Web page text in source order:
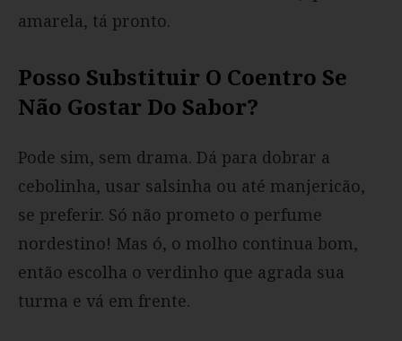
amarela, tá pronto.
Posso Substituir O Coentro Se
Não Gostar Do Sabor?
Pode sim, sem drama. Dá para dobrar a
cebolinha, usar salsinha ou até manjericão,
se preferir. Só não prometo o perfume
nordestino! Mas ó, o molho continua bom,
então escolha o verdinho que agrada sua
turma e vá em frente.